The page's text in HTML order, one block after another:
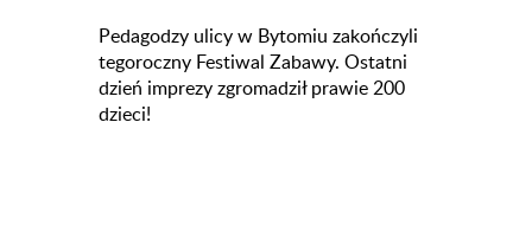
Pedagodzy ulicy w Bytomiu zakończyli
tegoroczny Festiwal Zabawy. Ostatni
dzień imprezy zgromadził prawie 200
dzieci!